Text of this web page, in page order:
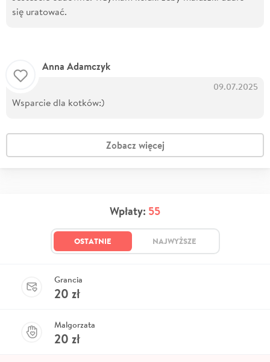
się uratować.
Anna Adamczyk
09.07.2025
Wsparcie dla kotków:)
Zobacz więcej
Wpłaty: 55
OSTATNIE NAJWYŻSZE
Grancia
20 zł
Malgorzata
20 zł